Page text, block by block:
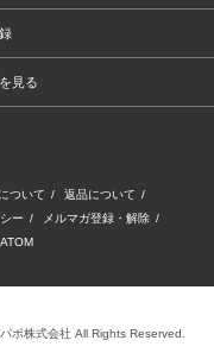
見る
ついて / 返品について /
ー / メルマガ登録・解除 /
ATOM
ボ株式会社 All Rights Reserved.